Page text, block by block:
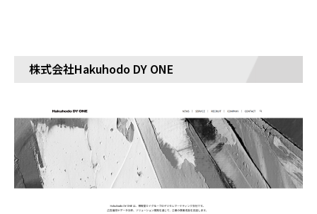
株式会社Hakuhodo DY ONE